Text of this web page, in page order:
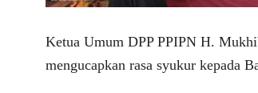
Ketua Umum DPP PPIPN H.
mengucapkan rasa syukur kepada